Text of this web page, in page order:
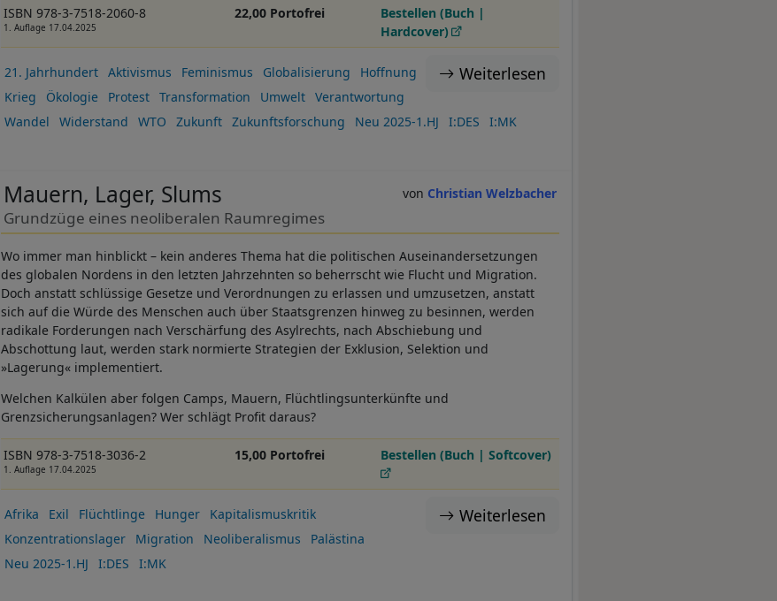
ISBN 978-3-7518-2060-8
1. Auflage 17.04.2025
22,00 Portofrei
Bestellen (Buch |
Hardcover)
Weiterlesen
21. Jahrhundert Aktivismus Feminismus Globalisierung
Hoffnung
Krieg
Ökologie Protest Transformation Umwelt
Verantwortung
Wandel
Widerstand WTO Zukunft Zukunftsforschung Neu 2025-1.HJ I:DES I:MK
Christian Welzbacher
Mauern, Lager, Slums
Grundzüge eines neoliberalen Raumregimes
Wo immer man hinblickt – kein anderes Thema hat die politischen Auseinandersetzungen
des globalen Nordens in den letzten Jahrzehnten so beherrscht wie Flucht und Migration.
Doch anstatt schlüssige Gesetze und Verordnungen zu erlassen und umzusetzen, anstatt
sich auf die Würde des Menschen auch über Staatsgrenzen hinweg zu besinnen, werden
radikale Forderungen nach Verschärfung des Asylrechts, nach Abschiebung und
Abschottung laut, werden stark normierte Strategien der Exklusion, Selektion und
»Lagerung« implementiert.
Welchen Kalkülen aber folgen Camps, Mauern, Flüchtlingsunterkünfte und
Grenzsicherungsanlagen? Wer schlägt Profit daraus?
ISBN 978-3-7518-3036-2
1. Auflage 17.04.2025
15,00 Portofrei Bestellen (Buch | Softcover)
Weiterlesen
Afrika Exil Flüchtlinge Hunger
Kapitalismuskritik
Konzentrationslager
Migration Neoliberalismus
Palästina
Neu 2025-1.HJ
I:DES I:MK